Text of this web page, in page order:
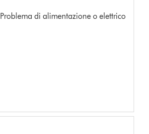
Problema di alimentazione o elettrico